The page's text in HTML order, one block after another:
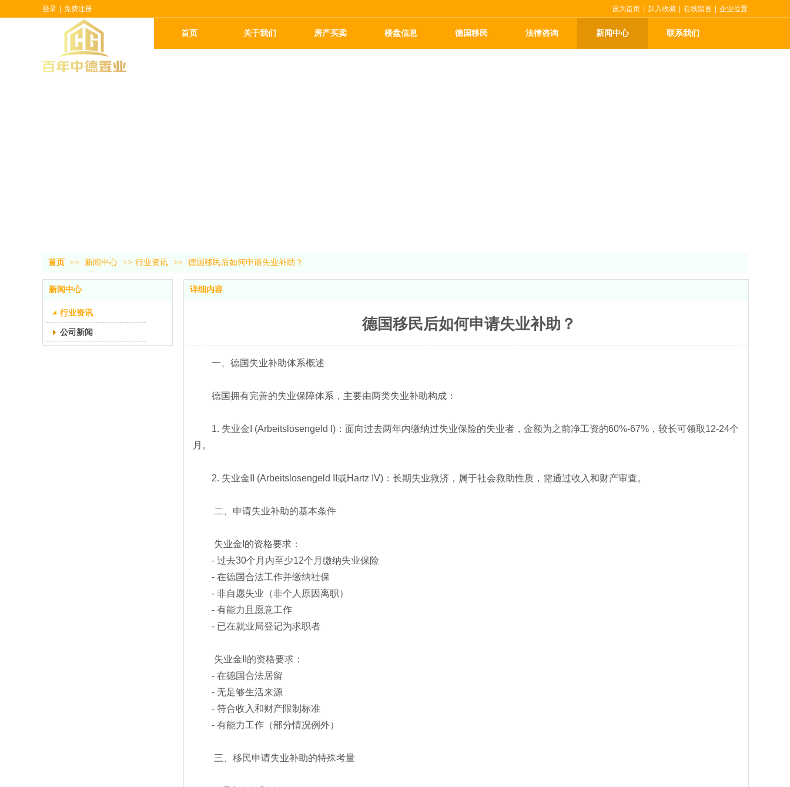
首页 关于我们 房产买卖 楼盘信息 德国移民 法律咨询 新闻中心 联系我们
登录 免费注册 设为首页 加入收藏 在线留言 企业位置
首页 >> 新闻中心 >> 行业资讯 >> 德国移民后如何申请失业补助？
新闻中心
行业资讯
公司新闻
详细内容
德国移民后如何申请失业补助？
一、德国失业补助体系概述
德国拥有完善的失业保障体系，主要由两类失业补助构成：
1. 失业金I (Arbeitslosengeld I)：面向过去两年内缴纳过失业保险的失业者，金额为之前净工资的60%-67%，较长可领取12-24个
月。
2. 失业金II (Arbeitslosengeld II或Hartz IV)：长期失业救济，属于社会救助性质，需通过收入和财产审查。
二、申请失业补助的基本条件
失业金I的资格要求：
- 过去30个月内至少12个月缴纳失业保险
- 在德国合法工作并缴纳社保
- 非自愿失业（非个人原因离职）
- 有能力且愿意工作
- 已在就业局登记为求职者
失业金II的资格要求：
- 在德国合法居留
- 无足够生活来源
- 符合收入和财产限制标准
- 有能力工作（部分情况例外）
三、移民申请失业补助的特殊考量